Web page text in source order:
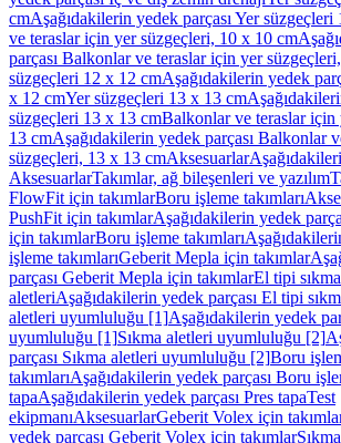
cmAşağıdakilerin yedek parçası Yer
ve teraslar için yer süzgeçleri, 10 x 10 cm
parçası Balkonlar ve teraslar için yer
süzgeçleri 12 x 12 cmAşağıdakilerin yedek
x 12 cmYer süzgeçleri 13 x 13 cm
süzgeçleri 13 x 13 cmBalkonlar ve teraslar için
13 cmAşağıdakilerin yedek parçası Balkonlar
süzgeçleri, 13 x 13 cmAksesuarlar
AksesuarlarTakımlar, ağ bileşenleri ve yazılım
FlowFit için takımlarBoru işleme takımları
PushFit için takımlarAşağıdakilerin yedek
için takımlarBoru işleme takımları
işleme takımlarıGeberit Mepla için takımlar
parçası Geberit Mepla için takımlarEl tipi sıkma
aletleriAşağıdakilerin yedek parçası El tipi
aletleri uyumluluğu [1]Aşağıdakilerin yedek
uyumluluğu [1]Sıkma aletleri uyumluluğu [2]
parçası Sıkma aletleri uyumluluğu [2]Boru
takımlarıAşağıdakilerin yedek parçası Boru
tapaAşağıdakilerin yedek parçası Pres tapaTest
ekipmanıAksesuarlarGeberit Volex için
yedek parçası Geberit Volex için takımlar